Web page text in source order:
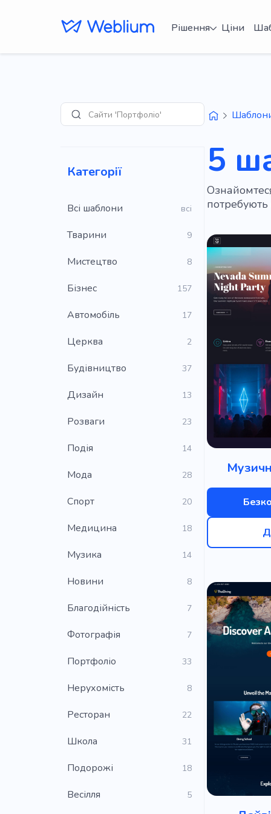
Рішення Ціни
ПошукСайти 'Портфоліо'
Категорії
Всі шаблони всі
Тварини 9
Мистецтво 8
Бізнес 157
Автомобіль 17
Церква 2
Будівництво 37
Дизайн 13
Розваги 23
Подія 14
Мода 28
Cпорт 20
Медицина 18
Музика 14
Новини 8
Благодійність 7
Фотографія 7
Портфоліо 33
Нерухомість 8
Ресторан 22
Школа 31
Подорожі 18
Весілля 5
5
потребують